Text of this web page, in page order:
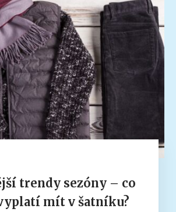
trendy sezóny – co
mít v šatníku?